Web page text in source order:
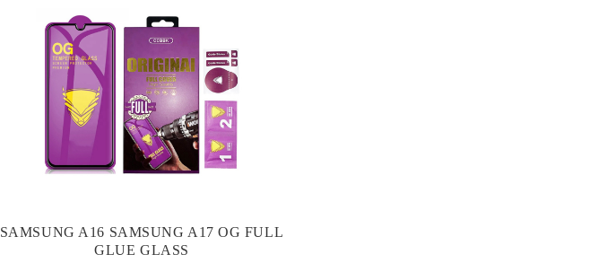
SAMSUNG A16 SAMSUNG A17 OG FULL
GLUE GLASS